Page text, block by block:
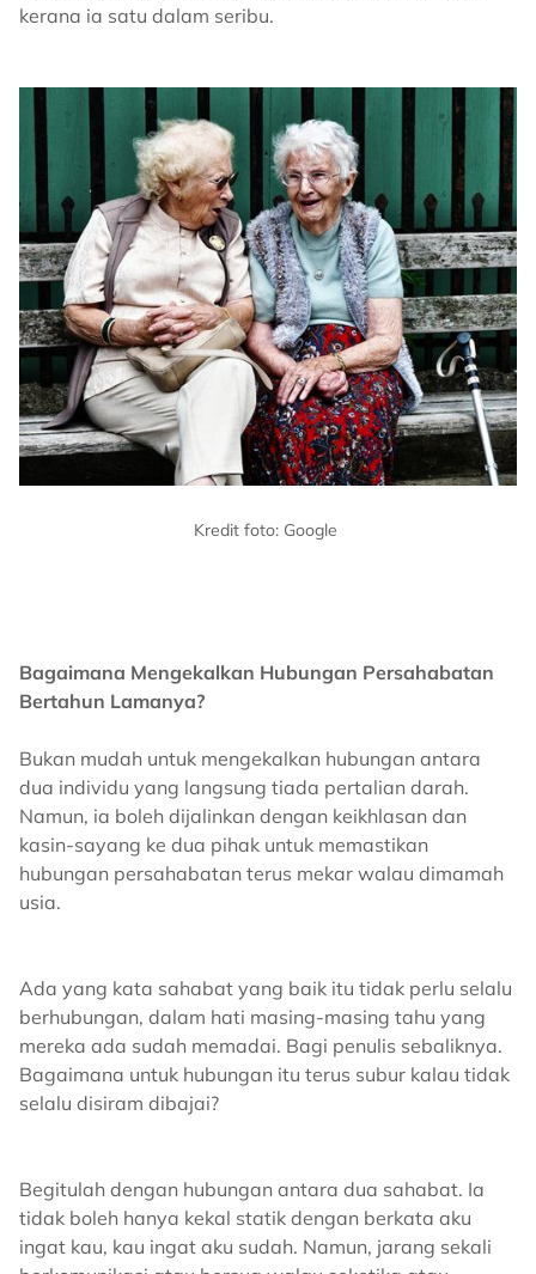
kerana ia satu dalam seribu.
Kredit foto: Google
Bagaimana Mengekalkan Hubungan Persahabatan
Bertahun Lamanya?
Bukan mudah untuk mengekalkan hubungan antara
dua individu yang langsung tiada pertalian darah.
Namun, ia boleh dijalinkan dengan keikhlasan dan
kasin-sayang ke dua pihak untuk memastikan
hubungan persahabatan terus mekar walau dimamah
usia.
Ada yang kata sahabat yang baik itu tidak perlu selalu
berhubungan, dalam hati masing-masing tahu yang
mereka ada sudah memadai. Bagi penulis sebaliknya.
Bagaimana untuk hubungan itu terus subur kalau tidak
selalu disiram dibajai?
Begitulah dengan hubungan antara dua sahabat. Ia
tidak boleh hanya kekal statik dengan berkata aku
ingat kau, kau ingat aku sudah. Namun, jarang sekali